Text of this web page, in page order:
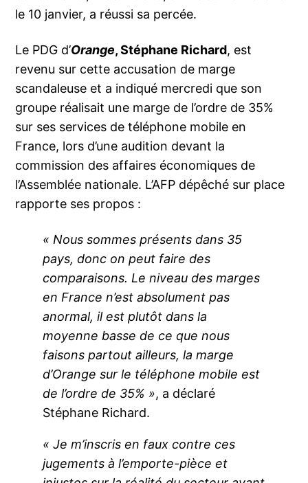
le 10 janvier, a réussi sa percée.
Le PDG d’Orange, Stéphane Richard, est
revenu sur cette accusation de marge
scandaleuse et a indiqué mercredi que son
groupe réalisait une marge de l’ordre de 35%
sur ses services de téléphone mobile en
France, lors d’une audition devant la
commission des affaires économiques de
l’Assemblée nationale. L’AFP dépêché sur place
rapporte ses propos :
« Nous sommes présents dans 35
pays, donc on peut faire des
comparaisons. Le niveau des marges
en France n’est absolument pas
anormal, il est plutôt dans la
moyenne basse de ce que nous
faisons partout ailleurs, la marge
d’Orange sur le téléphone mobile est
de l’ordre de 35% », a déclaré
Stéphane Richard.
« Je m’inscris en faux contre ces
jugements à l’emporte-pièce et